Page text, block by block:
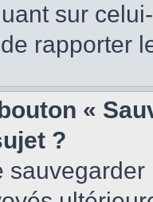
sur
rapporter
«
?